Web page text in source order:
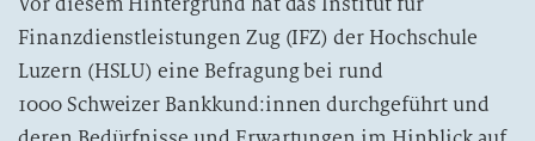
Finanzdienstleistungen Zug (IFZ) der Hochschule
Luzern (HSLU) eine Befragung bei rund
1000 Schweizer Bankkund:innen durchgeführt und